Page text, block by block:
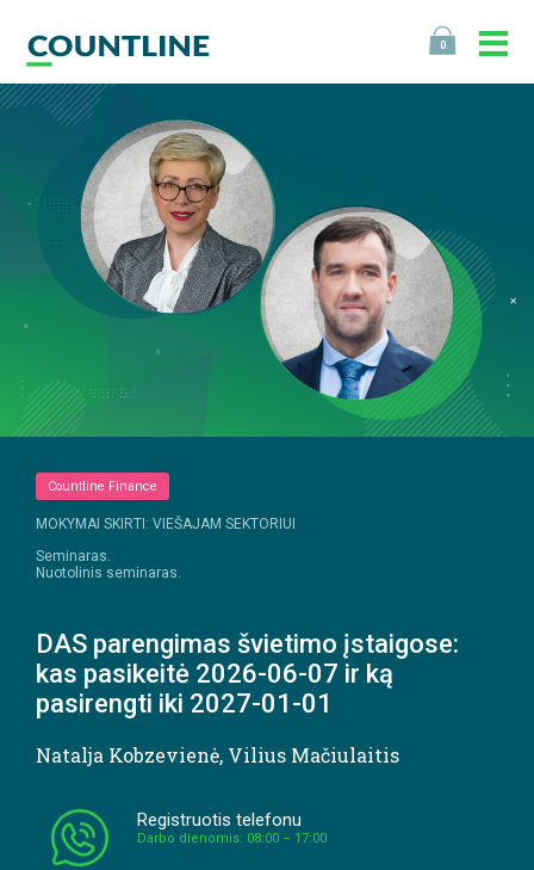
0
Countline Finance
MOKYMAI SKIRTI: VIEŠAJAM SEKTORIUI
Seminaras.
Nuotolinis seminaras.
DAS parengimas švietimo įstaigose:
kas pasikeitė 2026-06-07 ir ką
pasirengti iki 2027-01-01
Natalja Kobzevienė, Vilius Mačiulaitis
Registruotis telefonu
Darbo dienomis: 08:00 – 17:00